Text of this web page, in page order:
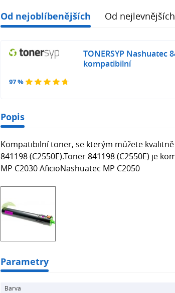
Od nejoblíbenějších Od nejlevnějších
97 %
TONERSYP Nashuatec
kompatibilní
Popis
Kompatibilní toner, se kterým můžete
841198 (C2550E).Toner 841198 (C2550E) je
MP C2030 AficioNashuatec MP C2050
Parametry
Barva